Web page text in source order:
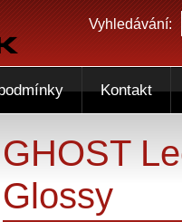
GHOST
Glossy
Vyhledávání:
Kontakt